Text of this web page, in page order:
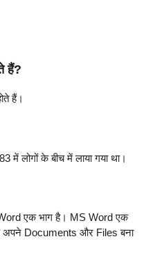
हैं?
हैं।
में लोगों के बीच में लाया गया था।
एक भाग है। MS Word एक
अपने Documents और Files बना